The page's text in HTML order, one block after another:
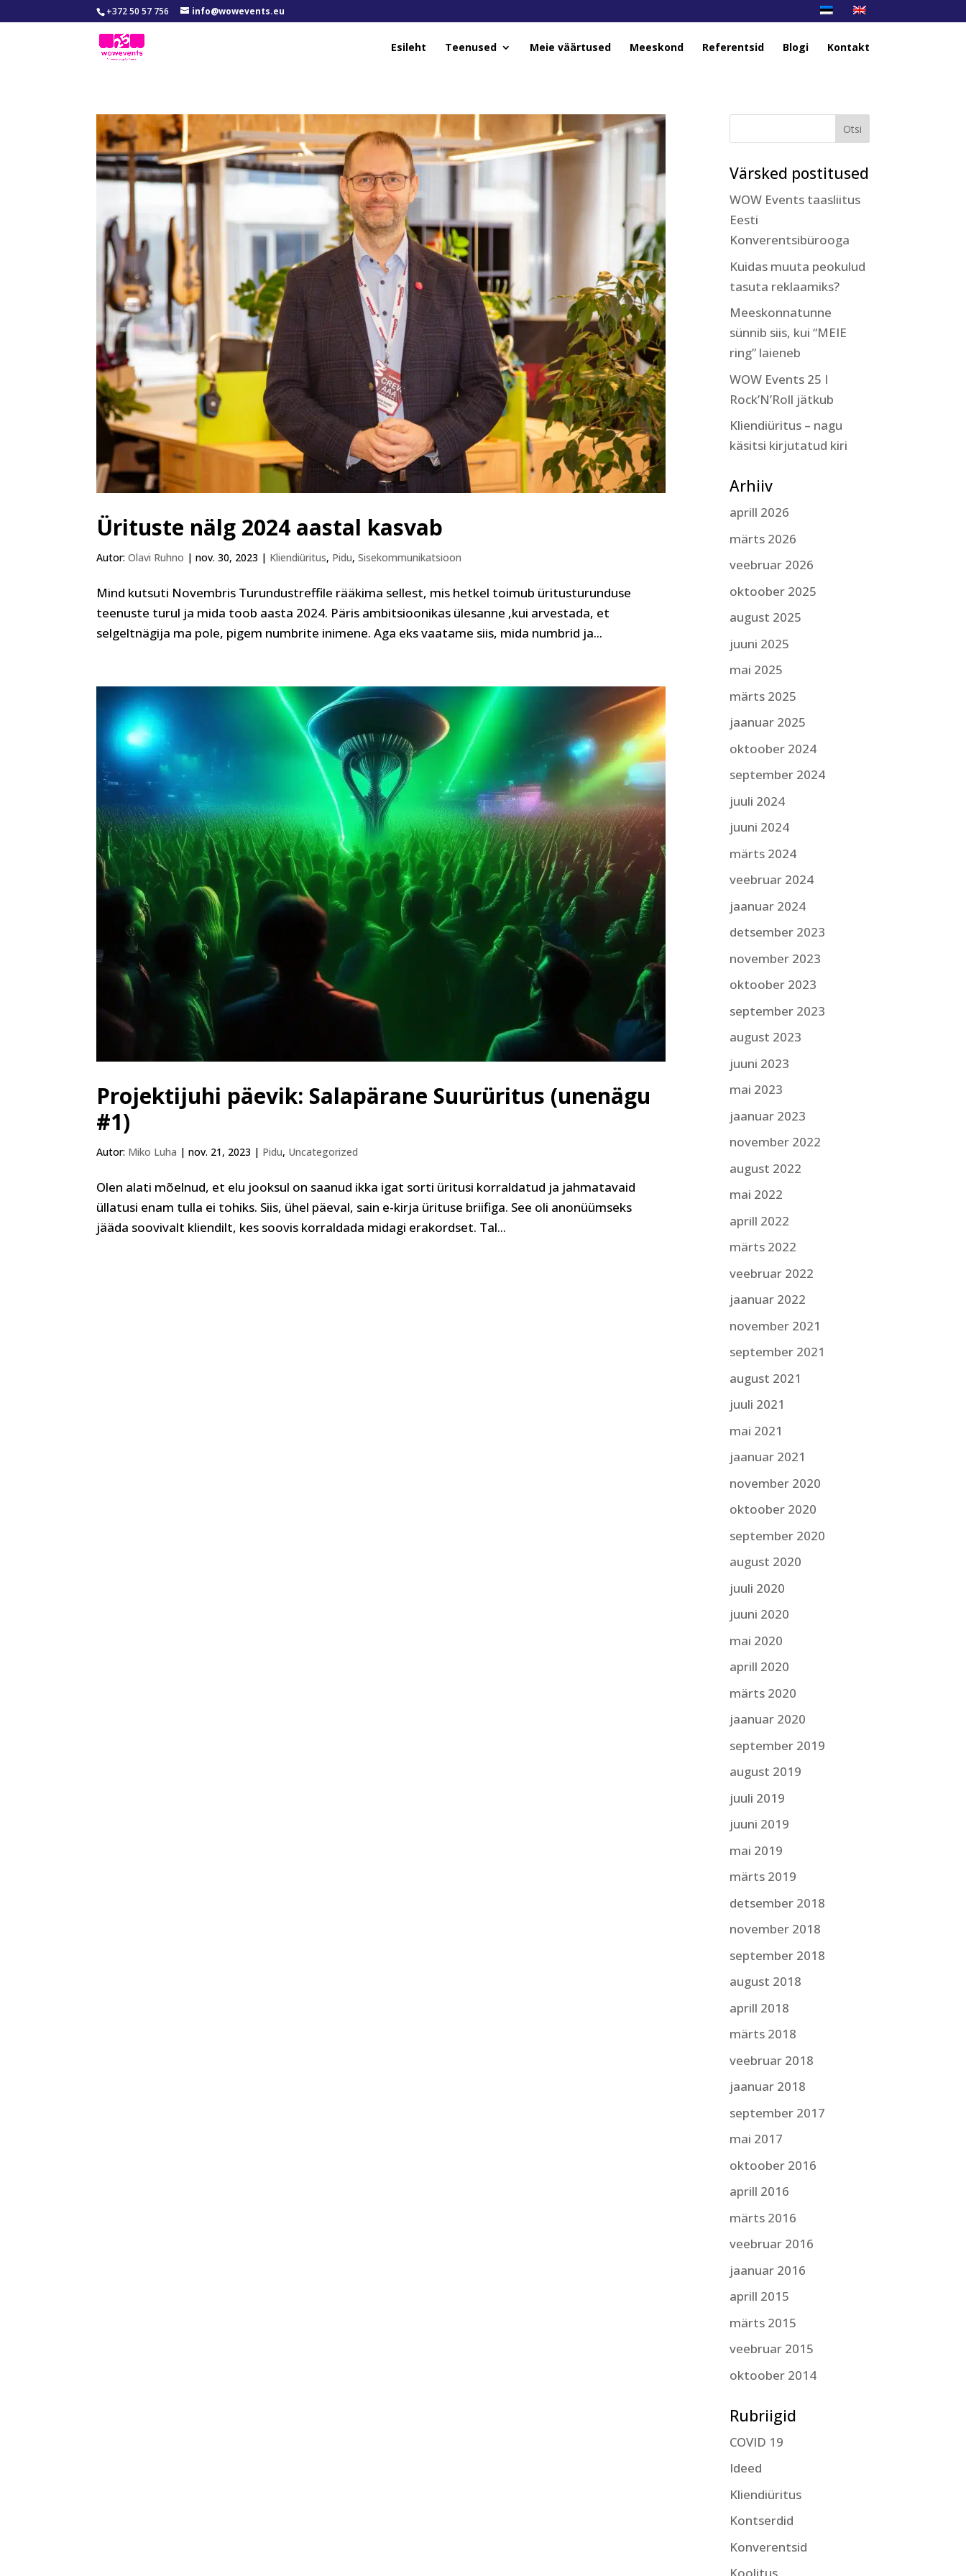
+372 50 57 756 info@wowevents.eu
Esileht Teenused Meie väärtused Meeskond Referentsid Blogi Kontakt
Ürituste nälg 2024 aastal kasvab
Autor:Olavi Ruhno |nov. 30, 2023 | Kliendiüritus, Pidu,Sisekommunikatsioon
Mind kutsuti Novembris Turundustreffile rääkima sellest, mis hetkel toimub üritusturunduse
teenuste turul ja mida toob aasta 2024. Päris ambitsioonikas ülesanne ,kui arvestada, et
selgeltnägija ma pole, pigem numbrite inimene. Aga eks vaatame siis, mida numbrid ja...
Projektijuhi päevik: Salapärane Suurüritus (unenägu
#1)
Autor: Miko Luha |nov. 21, 2023 | Pidu, Uncategorized
Olen alati mõelnud, et elu jooksul on saanud ikka igat sorti üritusi korraldatud ja jahmatavaid
üllatusi enam tulla ei tohiks. Siis, ühel päeval, sain e-kirja ürituse briifiga. See oli anonüümseks
jääda soovivalt kliendilt, kes soovis korraldada midagi erakordset. Tal...
Värsked postitused
WOW Events taasliitus
Eesti
Konverentsibürooga
Kuidas muuta peokulud
tasuta reklaamiks?
Meeskonnatunne
sünnib siis, kui “MEIE
ring” laieneb
WOW Events 25 I
Rock’N’Roll jätkub
Kliendiüritus – nagu
käsitsi kirjutatud kiri
Arhiiv
aprill 2026
märts 2026
veebruar 2026
oktoober 2025
august 2025
juuni 2025
mai 2025
märts 2025
jaanuar 2025
oktoober 2024
september 2024
juuli 2024
juuni 2024
märts 2024
veebruar 2024
jaanuar 2024
detsember 2023
november 2023
oktoober 2023
september 2023
august 2023
juuni 2023
mai 2023
jaanuar 2023
november 2022
august 2022
mai 2022
aprill 2022
märts 2022
veebruar 2022
jaanuar 2022
november 2021
september 2021
august 2021
juuli 2021
mai 2021
jaanuar 2021
november 2020
oktoober 2020
september 2020
august 2020
juuli 2020
juuni 2020
mai 2020
aprill 2020
märts 2020
jaanuar 2020
september 2019
august 2019
juuli 2019
juuni 2019
mai 2019
märts 2019
detsember 2018
november 2018
september 2018
august 2018
aprill 2018
märts 2018
veebruar 2018
jaanuar 2018
september 2017
mai 2017
oktoober 2016
aprill 2016
märts 2016
veebruar 2016
jaanuar 2016
aprill 2015
märts 2015
veebruar 2015
oktoober 2014
Rubriigid
COVID 19
Ideed
Kliendiüritus
Kontserdid
Konverentsid